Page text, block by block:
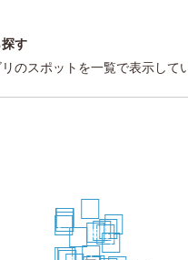
す
のスポットを一覧で表示して
1
5
7
8
1015
21
23
24
27
28
29